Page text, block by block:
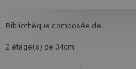
Bibliothèque composée de :
2 étage(s) de 34cm